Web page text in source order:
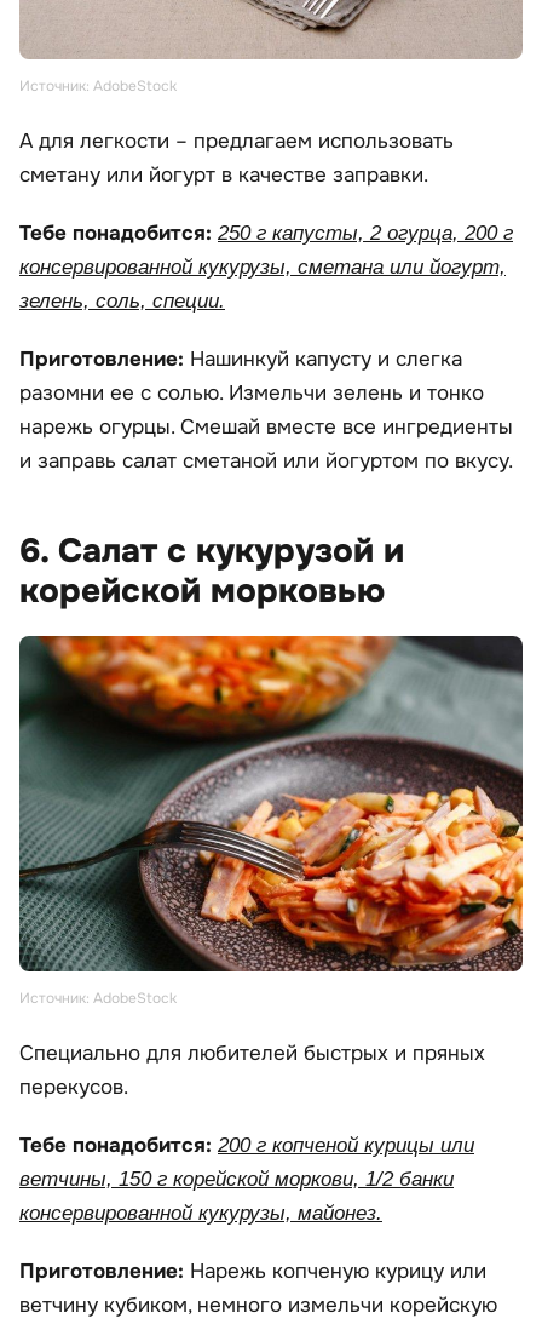
Источник: AdobeStock
А для легкости – предлагаем использовать
сметану или йогурт в качестве заправки.
Тебе понадобится: 250 г капусты, 2 огурца, 200 г
консервированной кукурузы, сметана или йогурт,
зелень, соль, специи.
Приготовление: Нашинкуй капусту и слегка
разомни ее с солью. Измельчи зелень и тонко
нарежь огурцы. Смешай вместе все ингредиенты
и заправь салат сметаной или йогуртом по вкусу.
6. Салат с кукурузой и
корейской морковью
Источник: AdobeStock
Специально для любителей быстрых и пряных
перекусов.
Тебе понадобится: 200 г копченой курицы или
ветчины, 150 г корейской моркови, 1/2 банки
консервированной кукурузы, майонез.
Приготовление: Нарежь копченую курицу или
ветчину кубиком, немного измельчи корейскую